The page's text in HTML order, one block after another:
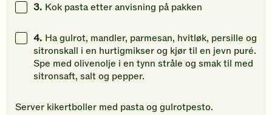
3. Kok pasta etter anvisning på pakken
4. Ha gulrot, mandler, parmesan, hvitløk, persille og
sitronskall i en hurtigmikser og kjør til en jevn puré.
Spe med olivenolje i en tynn stråle og smak til med
sitronsaft, salt og pepper.
Server kikertboller med pasta og gulrotpesto.